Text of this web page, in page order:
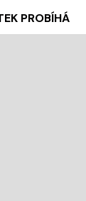
PROBÍHÁ